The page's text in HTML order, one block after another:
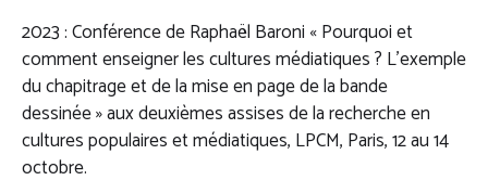
2023 : Conférence de Raphaël Baroni « Pourquoi et
comment enseigner les cultures médiatiques ? L’exemple
du chapitrage et de la mise en page de la bande
dessinée » aux deuxièmes assises de la recherche en
cultures populaires et médiatiques, LPCM, Paris, 12 au 14
octobre.